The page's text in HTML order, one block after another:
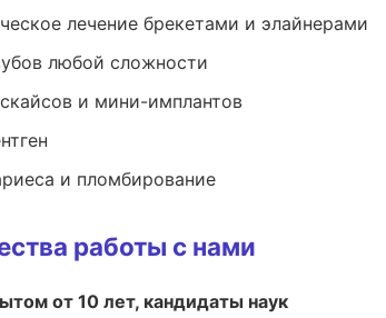
лечение брекетами и элайнерами
любой сложности
и мини-имплантов
и пломбирование
работы с нами
от 10 лет, кандидаты наук